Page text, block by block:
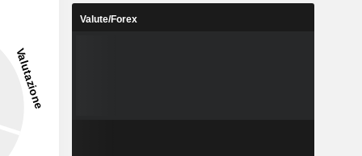
Valute/Forex